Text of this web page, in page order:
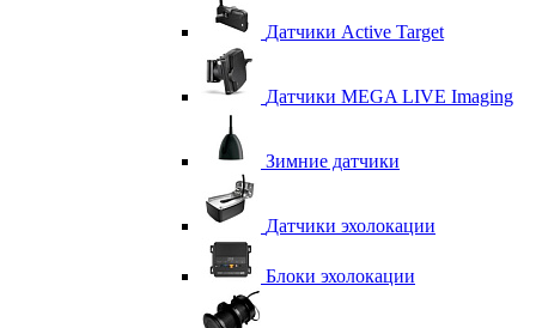
Датчики Active Target
Датчики MEGA LIVE Imaging
Зимние датчики
Датчики эхолокации
Блоки эхолокации